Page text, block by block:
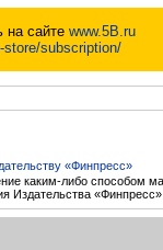
на сайте www.5B.ru
store/subscription/
«Финпресс»
каким-либо способом
Издательства